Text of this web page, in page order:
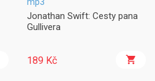
Jonathan Swift: Cesty pana
Gullivera
189 Kč